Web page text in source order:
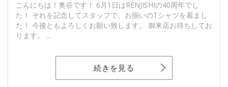
こんにちは！奥谷です！ 6月1日はRENJISHIの40周年でし
た！ それを記念してスタッフで、お揃いのTシャツを着まし
た！ 今後ともよろしくお願い致します。 御来店お待ちしてお
ります。 ...
続きを見る